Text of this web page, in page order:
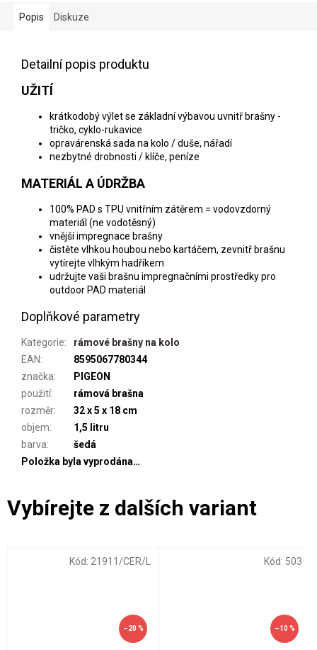
Popis Diskuze
Detailní popis produktu
UŽITÍ
krátkodobý výlet se základní výbavou uvnitř brašny -
tričko, cyklo-rukavice
opravárenská sada na kolo / duše, nářadí
nezbytné drobnosti / klíče, peníze
MATERIÁL A ÚDRŽBA
100% PAD s TPU vnitřním zátěrem = vodovzdorný
materiál (ne vodotěsný)
vnější impregnace brašny
čistěte vlhkou houbou nebo kartáčem, zevnitř brašnu
vytírejte vlhkým hadříkem
udržujte vaši brašnu impregnačními prostředky pro
outdoor PAD materiál
Doplňkové parametry
Kategorie:
rámové brašny na kolo
EAN:
8595067780344
značka:
PIGEON
použití:
rámová brašna
rozměr:
32 x 5 x 18 cm
objem:
1,5 litru
barva:
šedá
Položka byla vyprodána…
–20 %
Kód: 21911/CER/L
–10 %
Kód: 503